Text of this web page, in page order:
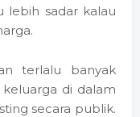
lebih sadar kalau
terlalu banyak
di dalam
secara publik.